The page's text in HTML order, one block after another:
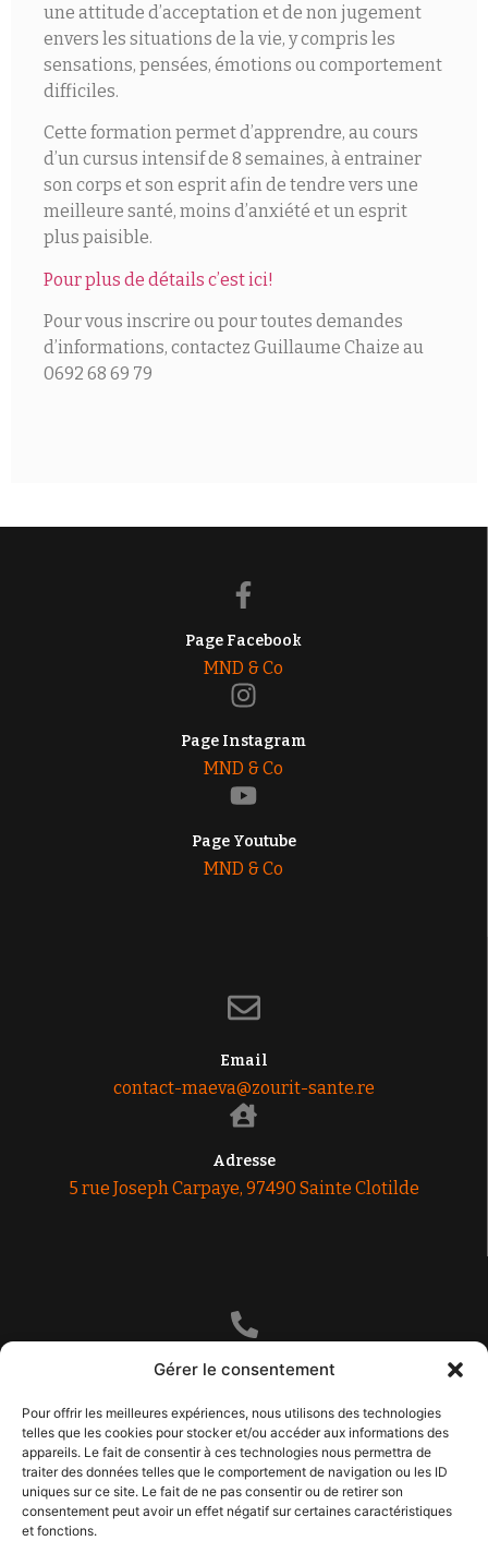
Gérer le consentement
Pour offrir les meilleures expériences, nous utilisons des technologies
telles que les cookies pour stocker et/ou accéder aux informations des
appareils. Le fait de consentir à ces technologies nous permettra de
traiter des données telles que le comportement de navigation ou les ID
uniques sur ce site. Le fait de ne pas consentir ou de retirer son
consentement peut avoir un effet négatif sur certaines caractéristiques
et fonctions.
une attitude d’acceptation et de non jugement
envers les situations de la vie, y compris les
sensations, pensées, émotions ou comportement
difficiles.
Cette formation permet d’apprendre, au cours
d’un cursus intensif de 8 semaines, à entrainer
son corps et son esprit afin de tendre vers une
meilleure santé, moins d’anxiété et un esprit
plus paisible.
Pour plus de détails c’est ici!
Pour vous inscrire ou pour toutes demandes
d’informations, contactez Guillaume Chaize au
0692 68 69 79
Page Facebook
MND & Co
Page Instagram
MND & Co
Page Youtube
MND & Co
Email
contact-maeva@zourit-sante.re
Adresse
5 rue Joseph Carpaye, 97490 Sainte Clotilde
Nous contacter